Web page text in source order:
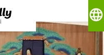
language